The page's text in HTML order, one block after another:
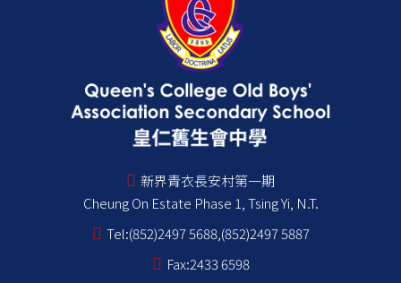
新界青衣長安村第一期
Cheung On Estate Phase 1, Tsing Yi, N.T.
Tel:(852)2497 5688,(852)2497 5887
Fax:2433 6598